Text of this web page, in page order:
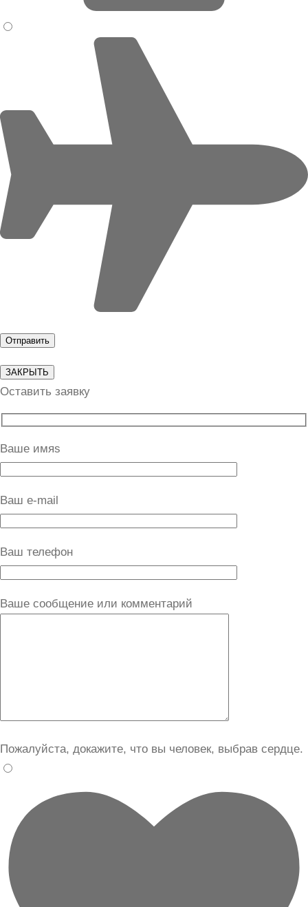
ЗАКРЫТЬ
Оставить заявку
Ваше имяs
Ваш e-mail
Ваш телефон
Ваше сообщение или комментарий
Пожалуйста, докажите, что вы человек, выбрав сердце.